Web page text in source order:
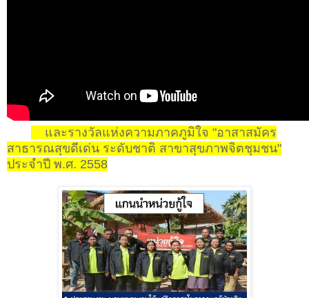
และรางวัลแห่งความภาคภูมิใจ "อาสาสมัคร
สาธารณสุขดีเด่น ระดับชาติ สาขาสุขภาพจิตชุมชน"
ประจำปี พ.ศ. 2558